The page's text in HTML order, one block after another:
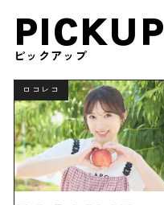
PICKUP
ピックアップ
ロコレコ